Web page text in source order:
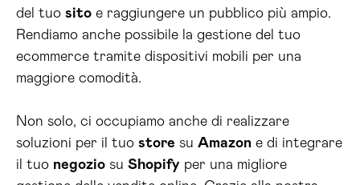
del tuo sito e raggiungere un pubblico più ampio.
Rendiamo anche possibile la gestione del tuo
ecommerce tramite dispositivi mobili per una
maggiore comodità.
Non solo, ci occupiamo anche di realizzare
soluzioni per il tuo store su Amazon e di integrare
il tuo negozio su Shopify per una migliore